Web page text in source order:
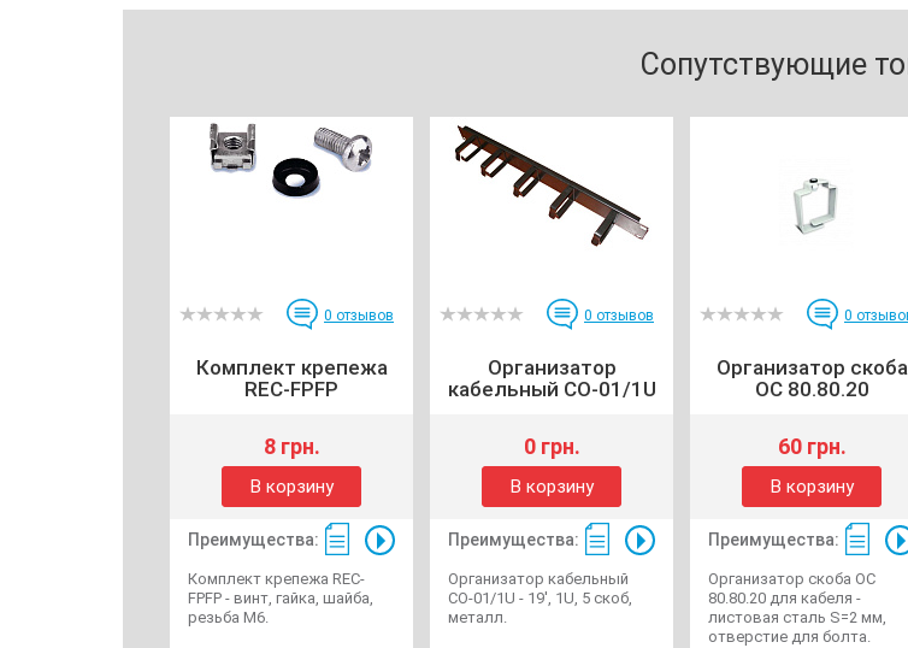
Сопутствующие
0 отзывов
Комплект крепежа
REC-FPFP
8 грн.
В корзину
Преимущества:
Комплект крепежа REC-
FPFP - винт, гайка, шайба,
резьба М6.
0 отзывов
Организатор
кабельный CO-01/1U
0 грн.
В корзину
Преимущества:
Организатор кабельный
CO-01/1U - 19', 1U, 5 скоб,
металл.
0
Организатор скоба
ОС 80.80.20
60 грн.
В корзину
Преимущества:
Организатор скоба ОС
80.80.20 для кабеля -
листовая сталь S=2 мм,
отверстие для болта.